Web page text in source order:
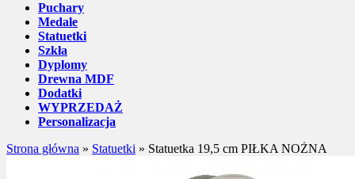
Puchary
Medale
Statuetki
Szkła
Dyplomy
Drewna MDF
Dodatki
WYPRZEDAŻ
Personalizacja
Strona główna » Statuetki » Statuetka 19,5 cm PIŁKA NOŻNA